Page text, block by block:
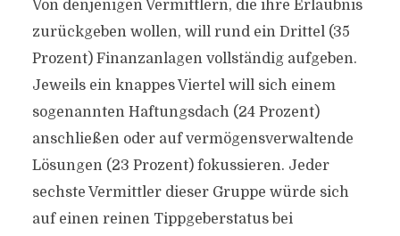
Von denjenigen Vermittlern, die ihre Erlaubnis
zurückgeben wollen, will rund ein Drittel (35
Prozent) Finanzanlagen vollständig aufgeben.
Jeweils ein knappes Viertel will sich einem
sogenannten Haftungsdach (24 Prozent)
anschließen oder auf vermögensverwaltende
Lösungen (23 Prozent) fokussieren. Jeder
sechste Vermittler dieser Gruppe würde sich
auf einen reinen Tippgeberstatus bei